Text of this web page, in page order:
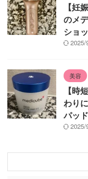
【妊
のメ
ショ
2025/
美容
【時
わり
パッド
2025/